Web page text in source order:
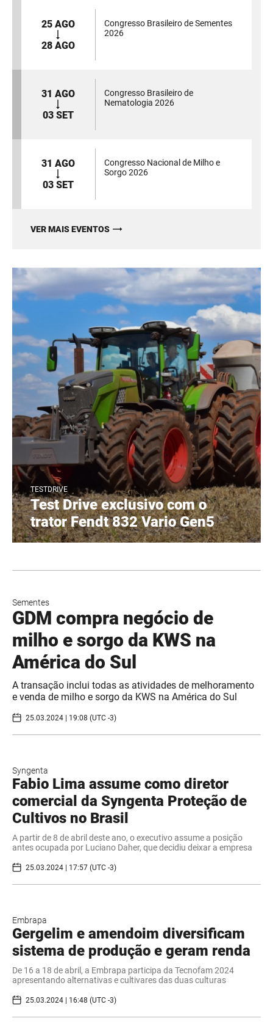
25 AGO
28 AGO
Congresso Brasileiro de Sementes
2026
31 AGO
03 SET
Congresso Brasileiro de
Nematologia 2026
31 AGO
03 SET
Congresso Nacional de Milho e
Sorgo 2026
VER MAIS EVENTOS
TESTDRIVE
Test Drive exclusivo com o
trator Fendt 832 Vario Gen5
Sementes
GDM compra negócio de
milho e sorgo da KWS na
América do Sul
A transação inclui todas as atividades de melhoramento
e venda de milho e sorgo da KWS na América do Sul
25.03.2024 | 19:08 (UTC -3)
Syngenta
Fabio Lima assume como diretor
comercial da Syngenta Proteção de
Cultivos no Brasil
A partir de 8 de abril deste ano, o executivo assume a posição
antes ocupada por Luciano Daher, que decidiu deixar a empresa
25.03.2024 | 17:57 (UTC -3)
Embrapa
Gergelim e amendoim diversificam
sistema de produção e geram renda
De 16 a 18 de abril, a Embrapa participa da Tecnofam 2024
apresentando alternativas e cultivares das duas culturas
25.03.2024 | 16:48 (UTC -3)